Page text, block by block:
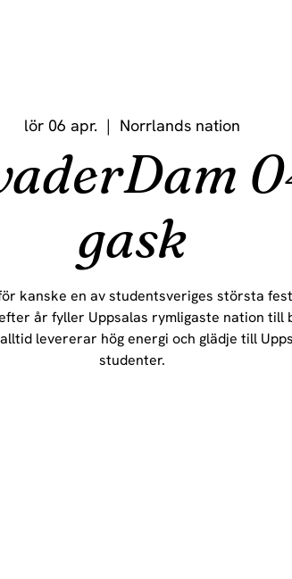
lör 06 apr.
  |
Norrlands nation
gask
kanske en av studentsveriges största
år fyller Uppsalas rymligaste nation till
levererar hög energi och glädje till
studenter.